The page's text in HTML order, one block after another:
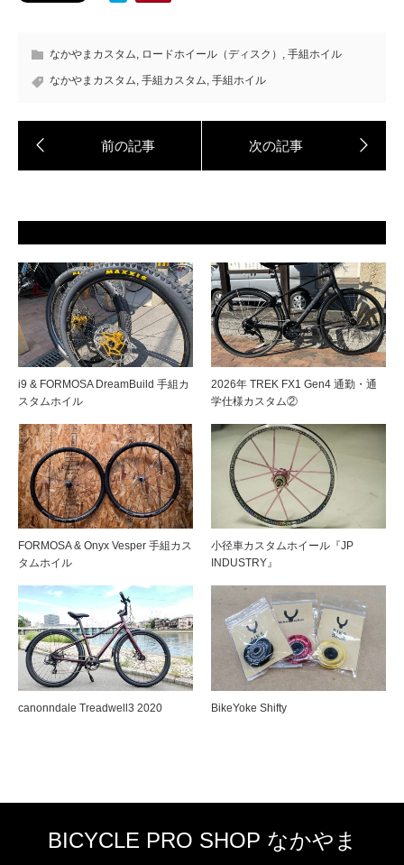
なかやまカスタム ロードホイール（ディスク） 手組ホイル
なかやまカスタム 手組カスタム 手組ホイル
i9 & FORMOSA DreamBuild 手組カ
スタムホイル
2026年 TREK FX1 Gen4 通勤・通
学仕様カスタム②
FORMOSA & Onyx Vesper 手組カス
タムホイル
小径車カスタムホイール『JP
INDUSTRY』
canonndale Treadwell3 2020 BikeYoke Shifty
BICYCLE PRO SHOP なかやま